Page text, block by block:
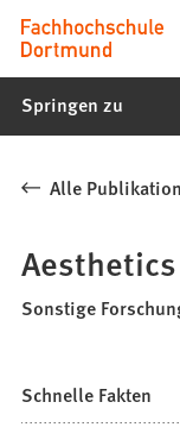
Inhalt anspringen
Dortmund
-
Bewerbung
Springen zu
Alle
Sonstige
Schnelle Fakten